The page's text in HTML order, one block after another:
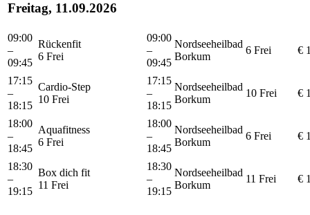
Freitag, 11.09.2026
09:00
–
09:45
Rückenfit
6 Frei
09:00
–
09:45
Nordseeheilbad
Borkum
6 Frei €
17:15
–
18:15
Cardio-Step
10 Frei
17:15
–
18:15
Nordseeheilbad
Borkum
10 Frei €
18:00
–
18:45
Aquafitness
6 Frei
18:00
–
18:45
Nordseeheilbad
Borkum
6 Frei €
18:30
–
19:15
Box dich fit
11 Frei
18:30
–
19:15
Nordseeheilbad
Borkum
11 Frei €